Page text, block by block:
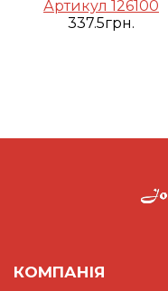
Артикул 126100
337.5грн.
КОМПАНІЯ